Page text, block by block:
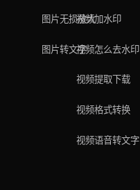
图片无损放大
图片转文字
视频加水印
视频怎么去水印
视频提取下载
视频格式转换
视频语音转文字